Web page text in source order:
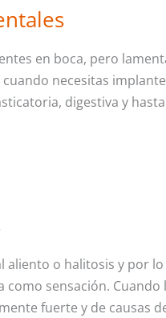
en boca, pero
necesitas
digestiva y
o halitosis y por
sensación.
fuerte y de causas